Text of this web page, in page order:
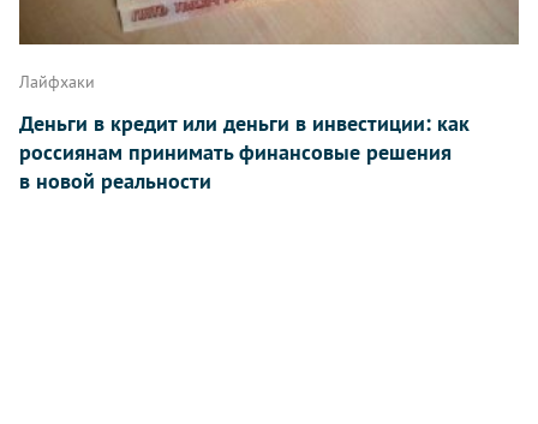
Лайфхаки
Деньги в кредит или деньги в инвестиции: как
россиянам принимать финансовые решения
в новой реальности